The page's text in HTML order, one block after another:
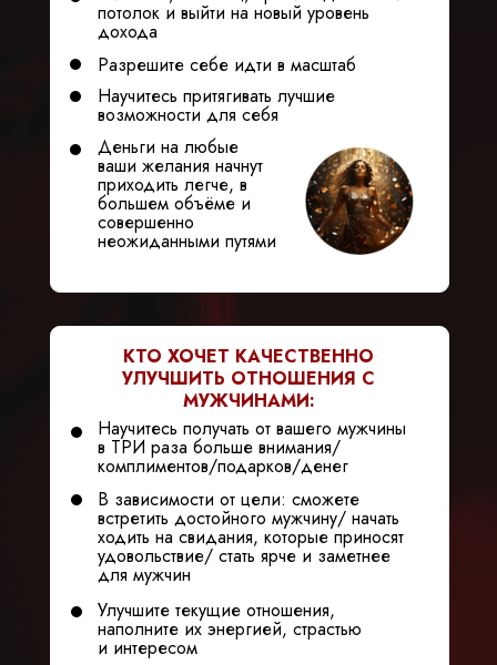
КТО ХОЧЕТ КАЧЕСТВЕННО
УЛУЧШИТЬ ОТНОШЕНИЯ С
МУЖЧИНАМИ:
Научитесь получать от вашего мужчины
в ТРИ раза больше внимания/
комплиментов/подарков/денег
В зависимости от цели: сможете
встретить достойного мужчину/ начать
ходить на свидания, которые приносят
удовольствие/ стать ярче и заметнее
для мужчин
Улучшите текущие отношения,
наполните их энергией, страстью
и интересом
потолок и выйти на новый уровень
дохода
Разрешите себе идти в масштаб
Научитесь притягивать лучшие
возможности для себя
Деньги на любые
ваши желания начнут
приходить легче, в
большем объёме и
совершенно
неожиданными путями